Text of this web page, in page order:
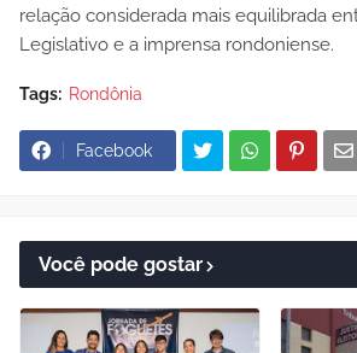
relação considerada mais equilibrada
Legislativo e a imprensa rondoniense.
Tags: Rondônia
Facebook
Você pode gostar